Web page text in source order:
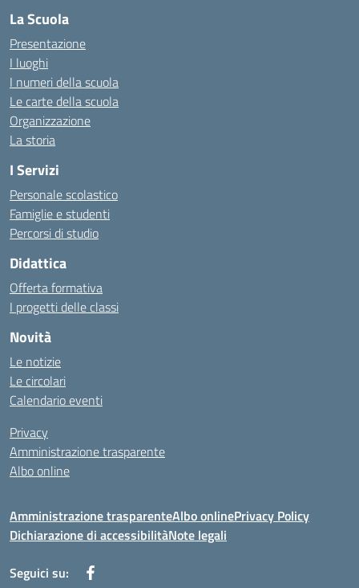
La Scuola
Presentazione
I luoghi
I numeri della scuola
Le carte della scuola
Organizzazione
La storia
I Servizi
Personale scolastico
Famiglie e studenti
Percorsi di studio
Didattica
Offerta formativa
I progetti delle classi
Novità
Le notizie
Le circolari
Calendario eventi
Privacy
Amministrazione trasparente
Albo online
Amministrazione trasparenteAlbo onlinePrivacy Policy
Dichiarazione di accessibilitàNote legali
Seguici su: